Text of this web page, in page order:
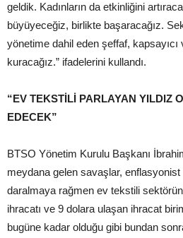
geldik. Kadınların da etkinliğini
büyüyeceğiz, birlikte başaracağız.
yönetime dahil eden şeffaf, kapsayıcı
kuracağız.” ifadelerini kullandı.
“EV TEKSTİLİ PARLAYAN YILDIZ
EDECEK”
BTSO Yönetim Kurulu Başkanı
meydana gelen savaşlar,
daralmaya rağmen ev tekstili
ihracatı ve 9 dolara ulaşan ihracat
bugüne kadar olduğu gibi bundan